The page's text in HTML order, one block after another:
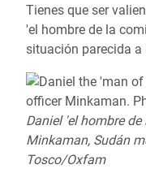
Tienes que ser
'el hombre de la
situación parecida a
Daniel 'el hombre
Minkaman, Sudán
Tosco/Oxfam